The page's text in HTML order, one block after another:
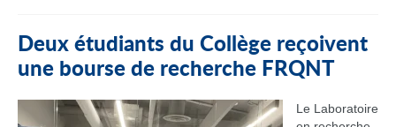
Deux étudiants du Collège reçoivent
une bourse de recherche FRQNT
Le Laboratoire